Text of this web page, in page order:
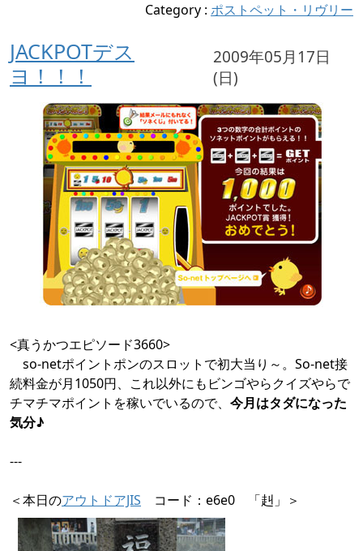
Category : ポストペット・リヴリー
JACKPOTデス
ヨ！！！
2009年05月17日
(日)
<真うかつエピソード3660>
so-netポイントポンのスロットで初大当り～。So-net接
続料金が月1050円、これ以外にもビンゴやらクイズやらで
チマチマポイントを稼いでいるので、 今月はタダになった
気分♪
---
＜本日のアウトドアJIS コード：e6e0 「赳」＞